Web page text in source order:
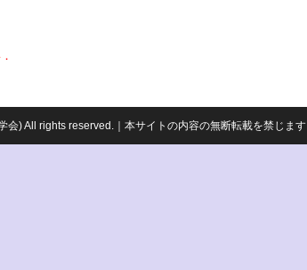
) All rights reserved.｜本サイトの内容の無断転載を禁じます